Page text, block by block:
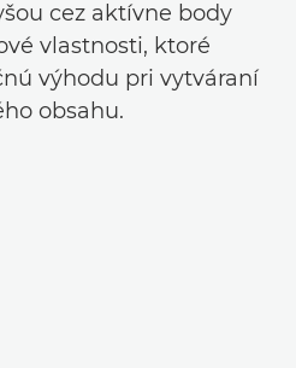
cez aktívne body
vlastnosti, ktoré
výhodu pri vytváraní
obsahu.